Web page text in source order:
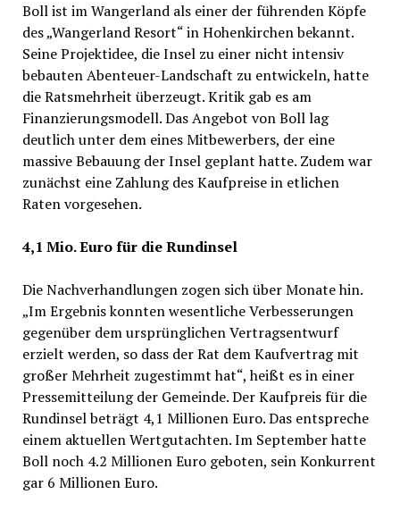
Boll ist im Wangerland als einer der führenden Köpfe
des „Wangerland Resort“ in Hohenkirchen bekannt.
Seine Projektidee, die Insel zu einer nicht intensiv
bebauten Abenteuer-Landschaft zu entwickeln, hatte
die Ratsmehrheit überzeugt. Kritik gab es am
Finanzierungsmodell. Das Angebot von Boll lag
deutlich unter dem eines Mitbewerbers, der eine
massive Bebauung der Insel geplant hatte. Zudem war
zunächst eine Zahlung des Kaufpreise in etlichen
Raten vorgesehen.
4,1 Mio. Euro für die Rundinsel
Die Nachverhandlungen zogen sich über Monate hin.
„Im Ergebnis konnten wesentliche Verbesserungen
gegenüber dem ursprünglichen Vertragsentwurf
erzielt werden, so dass der Rat dem Kaufvertrag mit
großer Mehrheit zugestimmt hat“, heißt es in einer
Pressemitteilung der Gemeinde. Der Kaufpreis für die
Rundinsel beträgt 4,1 Millionen Euro. Das entspreche
einem aktuellen Wertgutachten. Im September hatte
Boll noch 4.2 Millionen Euro geboten, sein Konkurrent
gar 6 Millionen Euro.